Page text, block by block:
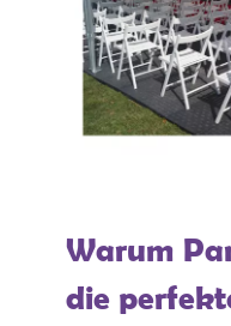
Warum
die